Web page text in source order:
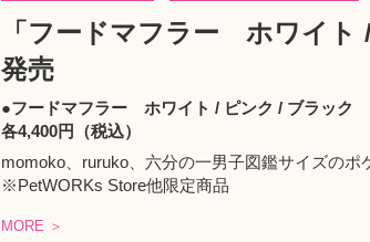
「フードマフラー ホワイト
発売
●フードマフラー ホワイト / ピンク / ブラック
各4,400円（税込）
momoko、ruruko、六分の一男子図鑑サイズのポ
※PetWORKs Store他限定商品
MORE ＞